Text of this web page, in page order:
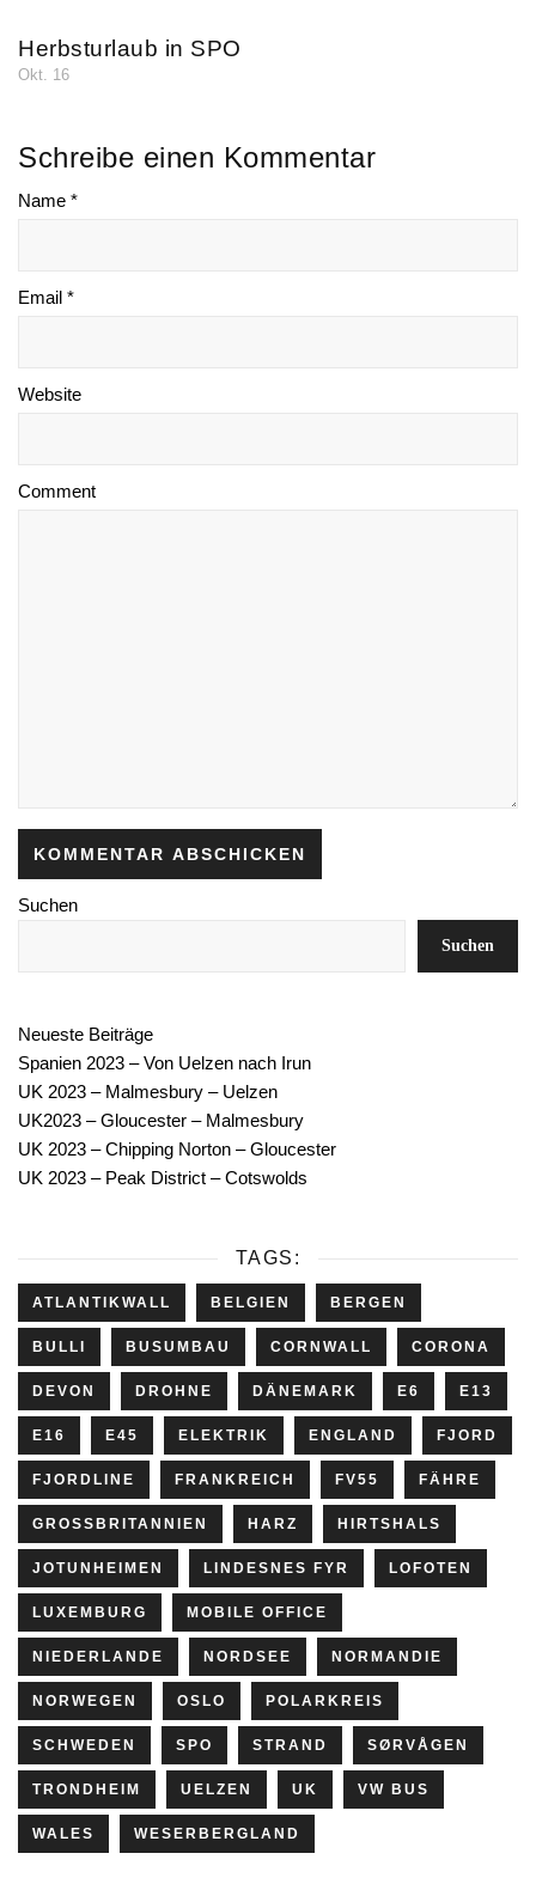
Herbsturlaub in SPO
Okt. 16
Schreibe einen Kommentar
Name *
Email *
Website
Comment
Suchen
Suchen
Neueste Beiträge
Spanien 2023 – Von Uelzen nach Irun
UK 2023 – Malmesbury – Uelzen
UK2023 – Gloucester – Malmesbury
UK 2023 – Chipping Norton – Gloucester
UK 2023 – Peak District – Cotswolds
TAGS:
ATLANTIKWALL BELGIEN BERGEN
BULLI BUSUMBAU CORNWALL CORONA
DEVON DROHNE DÄNEMARK E6 E13
E16 E45 ELEKTRIK ENGLAND FJORD
FJORDLINE FRANKREICH FV55 FÄHRE
GROSSBRITANNIEN HARZ HIRTSHALS
JOTUNHEIMEN LINDESNES FYR LOFOTEN
LUXEMBURG MOBILE OFFICE
NIEDERLANDE NORDSEE NORMANDIE
NORWEGEN OSLO POLARKREIS
SCHWEDEN SPO STRAND SØRVÅGEN
TRONDHEIM UELZEN UK VW BUS
WALES WESERBERGLAND